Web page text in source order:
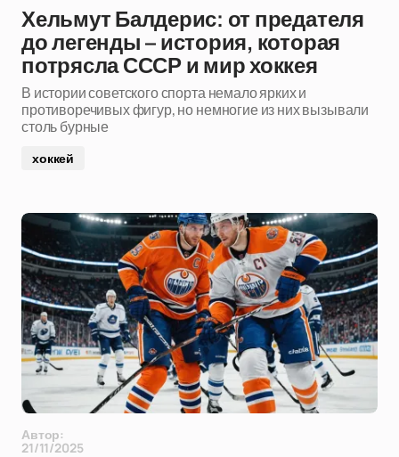
Хельмут Балдерис: от предателя
до легенды – история, которая
потрясла СССР и мир хоккея
В истории советского спорта немало ярких и
противоречивых фигур, но немногие из них вызывали
столь бурные
хоккей
Автор:
21/11/2025